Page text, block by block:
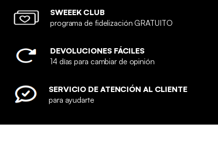
SWEEEK CLUB
programa de fidelización GRATUITO
DEVOLUCIONES FÁCILES
14 días para cambiar de opinión
SERVICIO DE ATENCIÓN AL CLIENTE
para ayudarte